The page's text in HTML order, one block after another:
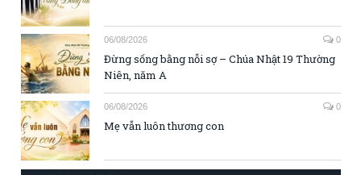
06/08/2026 0
Đừng sống bằng nỗi sợ – Chúa Nhật 19 Thường
Niên, năm A
06/08/2026 0
Mẹ vẫn luôn thương con